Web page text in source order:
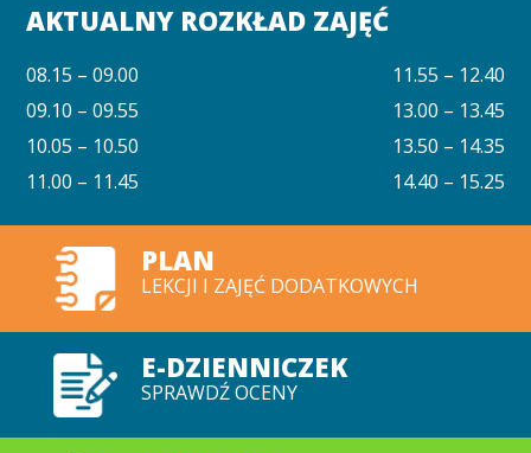
AKTUALNY ROZKŁAD ZAJĘĆ
08.15 – 09.00
09.10 – 09.55
10.05 – 10.50
11.00 – 11.45
11.55 – 12.40
13.00 – 13.45
13.50 – 14.35
14.40 – 15.25
PLAN
LEKCJI I ZAJĘĆ DODATKOWYCH
E-DZIENNICZEK
SPRAWDŹ OCENY